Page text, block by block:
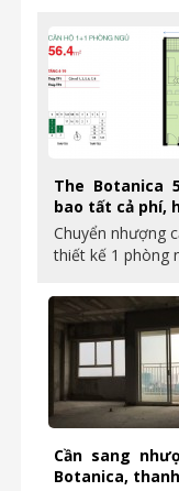
The Botanica
bao tất cả phí,
Chuyển nhượng
thiết kế 1 phòng
Cần sang
Botanica,